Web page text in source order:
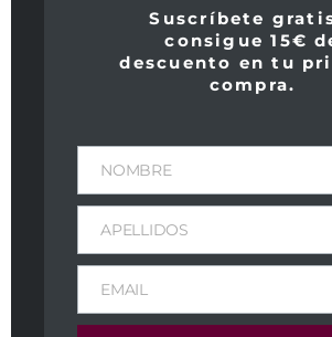
Suscríbete
consigue 15€
descuento en tu
compra.
NOMBRE
APELLIDOS
EMAIL